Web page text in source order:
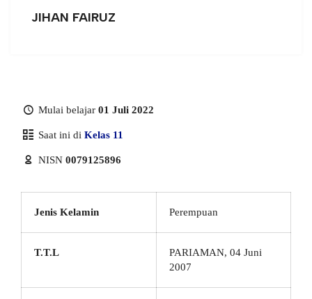
JIHAN FAIRUZ
Mulai belajar 01 Juli 2022
Saat ini di Kelas 11
NISN 0079125896
Jenis Kelamin Perempuan
T.T.L
PARIAMAN, 04 Juni
2007